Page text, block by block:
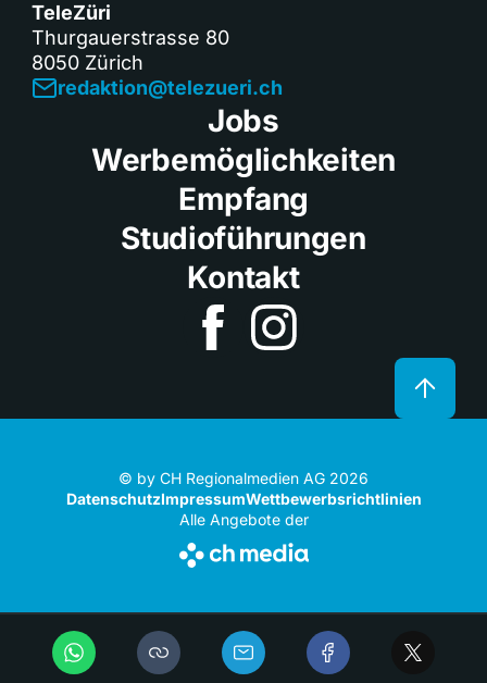
TeleZüri
Thurgauerstrasse 80
8050 Zürich
redaktion@telezueri.ch
Jobs
Werbemöglichkeiten
Empfang
Studioführungen
Kontakt
© by CH Regionalmedien AG 2026
DatenschutzImpressumWettbewerbsrichtlinien
Alle Angebote der